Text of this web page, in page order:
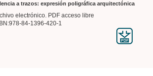
a trazos: expresión poligráfica arquitectónica
electrónico. PDF acceso libre
84-1396-420-1